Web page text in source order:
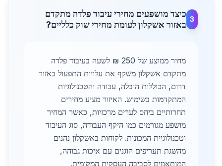
3
כיצד מושפעים מחירי עיבוד פלדה מתקדם
באזור אשקלון לעומת מחירי שוק כלליים?
מחיר ממוצע של 250 ₪ לשעה בעיבוד פלדה
מתקדם אשקלון משקף את עלויות התפעול באזור
דרום, הכוללות הובלה, עבודה והטכנולוגיות
המתקדמות בשימוש. האיזור מציע מחירים
תחרותיים ביחס לערים מרכזיות, כאשר המחיר
מושפע מגורמים כמו היקף העבודה, סוג העיבוד
וטכנולוגיית המכונות. לקוחות באשקלון נהנים
מהשגת תעריפים הוגנים עם איכות גבוהה,
המותאמים לסביבה העסקית המקומית.